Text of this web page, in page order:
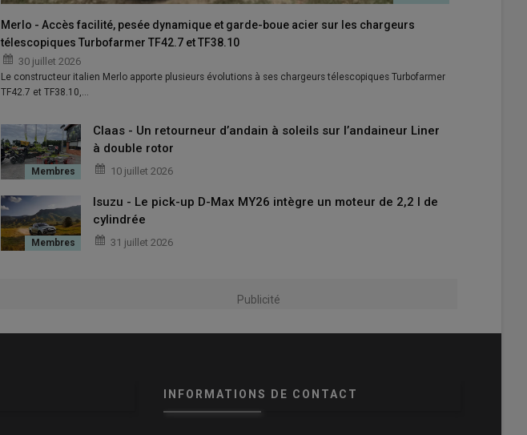
Merlo - Accès facilité, pesée dynamique et garde-boue acier sur les chargeurs
télescopiques Turbofarmer TF42.7 et TF38.10
30 juillet 2026
Le constructeur italien Merlo apporte plusieurs évolutions à ses chargeurs télescopiques Turbofarmer
TF42.7 et TF38.10,…
Claas - Un retourneur d’andain à soleils sur l’andaineur Liner
à double rotor
10 juillet 2026
Isuzu - Le pick-up D-Max MY26 intègre un moteur de 2,2 l de
cylindrée
31 juillet 2026
Publicité
INFORMATIONS DE CONTACT